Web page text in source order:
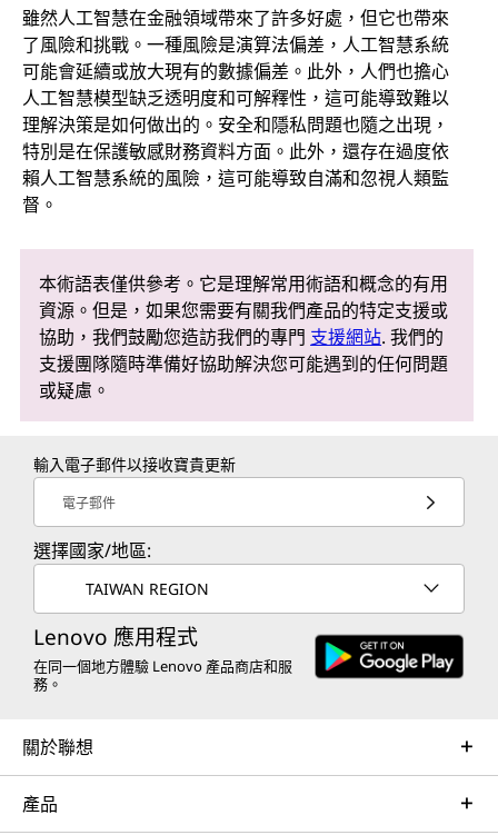
雖然人工智慧在金融領域帶來了許多好處，但它也帶來
了風險和挑戰。一種風險是演算法偏差，人工智慧系統
可能會延續或放大現有的數據偏差。此外，人們也擔心
人工智慧模型缺乏透明度和可解釋性，這可能導致難以
理解決策是如何做出的。安全和隱私問題也隨之出現，
特別是在保護敏感財務資料方面。此外，還存在過度依
賴人工智慧系統的風險，這可能導致自滿和忽視人類監
督。
本術語表僅供參考。它是理解常用術語和概念的有用
資源。但是，如果您需要有關我們產品的特定支援或
協助，我們鼓勵您造訪我們的專門 支援網站. 我們的
支援團隊隨時準備好協助解決您可能遇到的任何問題
或疑慮。
輸入電子郵件以接收寶貴更新
電子郵件
選擇國家/地區:
TAIWAN REGION
Lenovo 應用程式
在同一個地方體驗 Lenovo 產品商店和服
務。
關於聯想
產品